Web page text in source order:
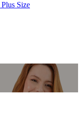
Plus Size